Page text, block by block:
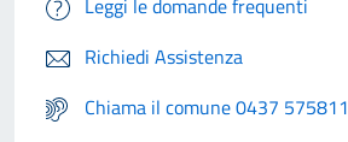
Leggi le domande frequenti
Richiedi Assistenza
Chiama il comune 0437 575811